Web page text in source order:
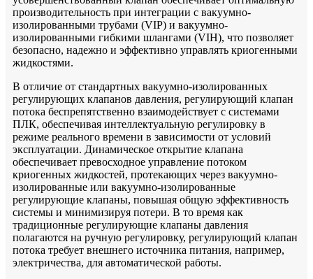
производительность при интеграции с вакуумно-
изолированными трубами (VIP) и вакуумно-
изолированными гибкими шлангами (VIH), что позволяет
безопасно, надежно и эффективно управлять криогенными
жидкостями.
В отличие от стандартных вакуумно-изолированных
регулирующих клапанов давления, регулирующий клапан
потока беспрепятственно взаимодействует с системами
ПЛК, обеспечивая интеллектуальную регулировку в
режиме реального времени в зависимости от условий
эксплуатации. Динамическое открытие клапана
обеспечивает превосходное управление потоком
криогенных жидкостей, протекающих через вакуумно-
изолированные или вакуумно-изолированные
регулирующие клапаны, повышая общую эффективность
системы и минимизируя потери. В то время как
традиционные регулирующие клапаны давления
полагаются на ручную регулировку, регулирующий клапан
потока требует внешнего источника питания, например,
электричества, для автоматической работы.